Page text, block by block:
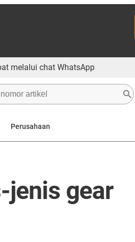
melalui chat WhatsApp
Perusahaan
jenis gear